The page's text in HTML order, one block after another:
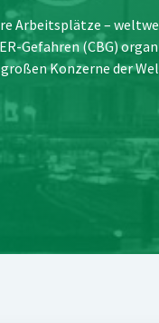
Arbeitsplätze –
Gefahren (CBG)
Konzerne der